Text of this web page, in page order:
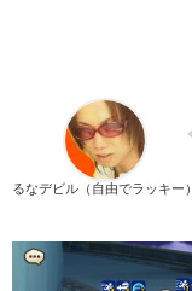
るなデビル（自由でラッキー）